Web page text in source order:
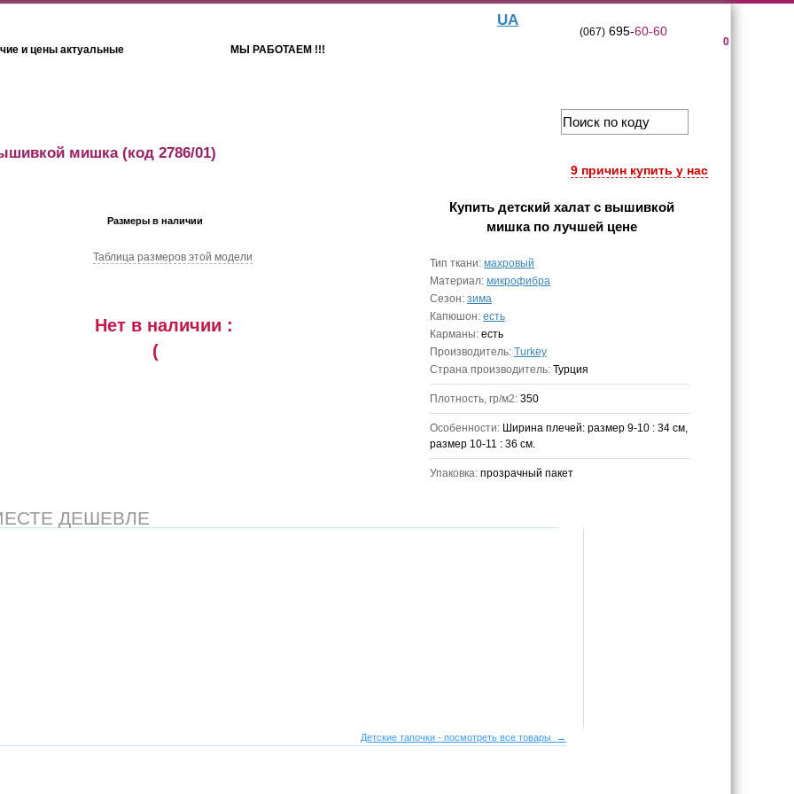
и цены актуальные МЫ РАБОТАЕМ !!!
UA
0
(067)695-60-60
9 причин купить у нас
мишка(код 2786/01)
Размеры в наличии
Таблица размеров этой модели
Нет в наличии :
(
Купить детский халат с вышивкой
мишкапо лучшей цене
Тип ткани: махровый
Материал: микрофибра
Сезон: зима
Капюшон: есть
Карманы: есть
Производитель: Turkey
Страна производитель: Турция
Плотность, гр/м2: 350
Особенности: Ширина плечей: размер 9-10 : 34 см,
размер 10-11 : 36 см.
Упаковка: прозрачный пакет
ДЕШЕВЛЕ
Детские тапочки - посмотреть все товары →